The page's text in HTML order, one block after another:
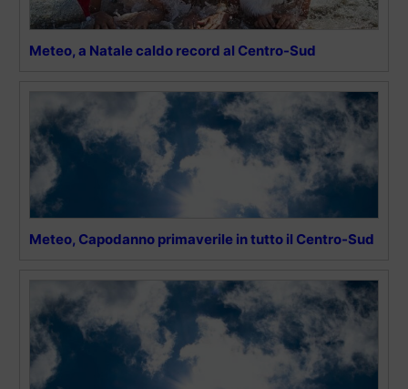
Meteo, a Natale caldo record al Centro-Sud
Meteo, Capodanno primaverile in tutto il Centro-Sud